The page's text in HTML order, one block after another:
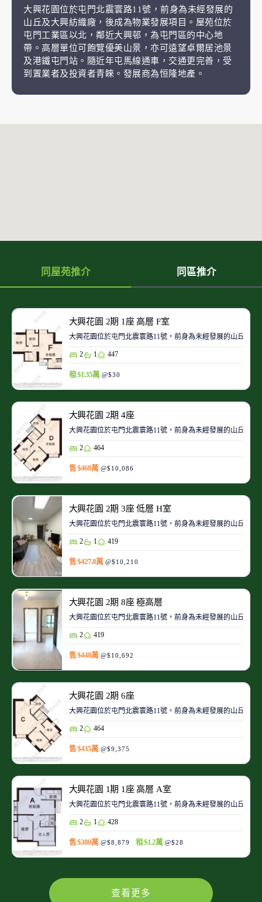
大興花園位於屯門北震寰路11號，前身為未經發展的
山丘及大興紡織廠，後成為物業發展項目。屋苑位於
屯門工業區以北，鄰近大興邨，為屯門區的中心地
帶。高層單位可飽覽優美山景，亦可遠望卓爾居池景
及港鐵屯門站。隨近年屯馬線通車，交通更完善，受
到置業者及投資者青睞。發展商為恒隆地產。
同屋苑推介 同區推介
大興花園 2期 1座 高層 F室
大興花園位於屯門北震寰路11號，前身為未經發展的山丘及
2 1 447
租 $1.35萬 @$30
大興花園 2期 4座
大興花園位於屯門北震寰路11號，前身為未經發展的山丘及
2 464
售 $468萬 @$10,086
大興花園 2期 3座 低層 H室
大興花園位於屯門北震寰路11號，前身為未經發展的山丘及
2 1 419
售 $427.8萬 @$10,210
大興花園 2期 8座 極高層
大興花園位於屯門北震寰路11號，前身為未經發展的山丘及
2 419
售 $448萬 @$10,692
大興花園 2期 6座
大興花園位於屯門北震寰路11號，前身為未經發展的山丘及
2 464
售 $435萬 @$9,375
大興花園 1期 1座 高層 A室
大興花園位於屯門北震寰路11號，前身為未經發展的山丘及
2 1 428
售 $380萬 @$8,879 租 $1.2萬 @$28
查看更多